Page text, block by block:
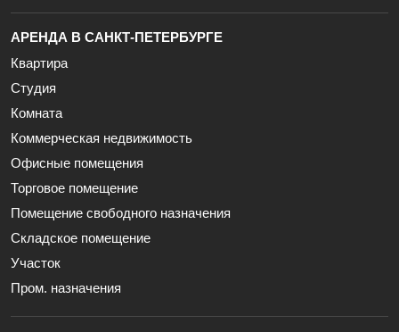
АРЕНДА В САНКТ-ПЕТЕРБУРГЕ
Квартира
Студия
Комната
Коммерческая недвижимость
Офисные помещения
Торговое помещение
Помещение свободного назначения
Складское помещение
Участок
Пром. назначения